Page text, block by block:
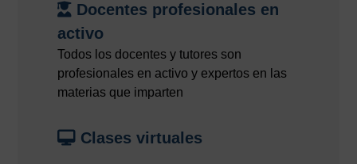
Docentes profesionales en
activo
Todos los docentes y tutores son
profesionales en activo y expertos en las
materias que imparten
Clases virtuales